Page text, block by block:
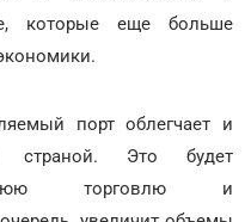
которые еще больше
порт облегчает и
страной. Это будет
торговлю и